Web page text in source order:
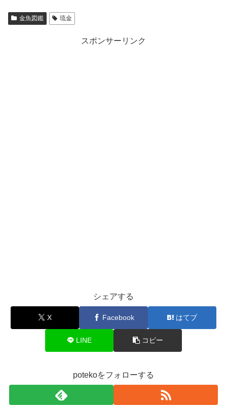
金魚図鑑 琉金
スポンサーリンク
シェアする
X Facebook はてブ
LINE コピー
potekoをフォローする